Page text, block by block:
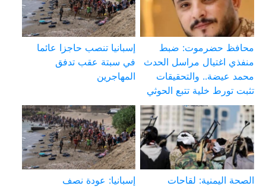
محافظ حضرموت: ضبط
منفذي اغتيال مراسل الحدث
محمد عيضة.. والتحقيقات
تثبت تورط خلية تتبع الحوثي
إسبانيا تنصب حاجزا عائما
في سبتة عقب تدفق
المهاجرين
الصحة اليمنية: لقاحات
إسبانيا: عودة نصف